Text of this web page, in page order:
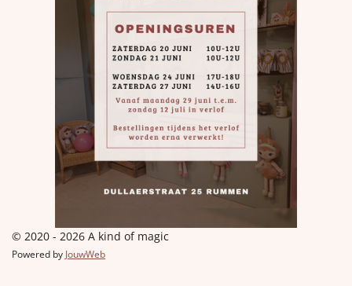
© 2020 - 2026 A kind of magic
Powered by JouwWeb